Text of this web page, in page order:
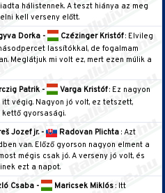
hálistennek. A teszt hiánya az meg
kell verseny előtt.
Dorka - Czézinger Kristóf: Elvileg
lassítókkal, de fogalmam
Meglátjuk mi volt ez, mert ezen múlik a
Patrik - Varga Kristóf: Ez nagyon
itt végig. Nagyon jó volt, ez tetszett,
gyorsasági.
Jozef jr. - Radovan Plichta: Azt
van. Előző gyorson nagyon elment a
mégis csak jó. A verseny jó volt, és
ezt a napot.
Csaba - Maricsek Miklós: Itt